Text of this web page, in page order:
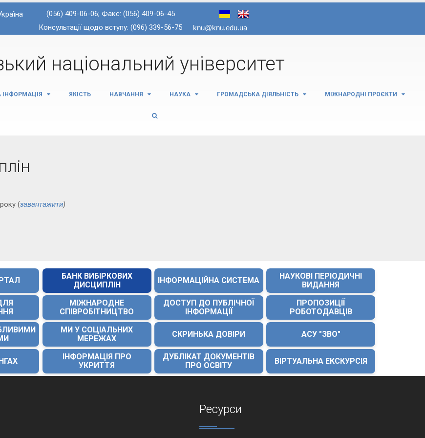
(056) 409-06-06; Факс: (056) 409-06-45
Консультації щодо вступу: (096) 339-56-75
національний університет
ІНФОРМАЦІЯ ЯКІСТЬ НАВЧАННЯ НАУКА ГРОМАДСЬКА ДІЯЛЬНІСТЬ МІЖНАРОДНІ ПРОЄКТИ
(завантажити)
БАНК ВИБІРКОВИХ
ДИСЦИПЛІН
ІНФОРМАЦІЙНА СИСТЕМА
НАУКОВІ ПЕРІОДИЧНІ
ВИДАННЯ
МІЖНАРОДНЕ
СПІВРОБІТНИЦТВО
ДОСТУП ДО ПУБЛІЧНОЇ
ІНФОРМАЦІЇ
ПРОПОЗИЦІЇ
РОБОТОДАВЦІВ
МИ У СОЦІАЛЬНИХ
МЕРЕЖАХ
СКРИНЬКА ДОВІРИ АСУ "ЗВО"
ІНФОРМАЦІЯ ПРО
УКРИТТЯ
ДУБЛІКАТ ДОКУМЕНТІВ
ПРО ОСВІТУ
ВІРТУАЛЬНА ЕКСКУРСІЯ
Ресурси